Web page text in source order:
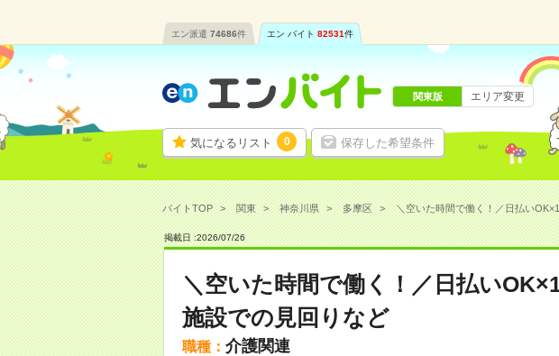
エン派遣 74686件 エン バイト 82531件
気になるリスト 0 保存した希望条件
関東版 エリア変更
バイトTOP 関東 神奈川県 多摩区 ＼空いた時間で働く！／日払い
掲載日 :2026/07/26
＼空いた時間で働く！／日払い
施設での見回りなど
職種： 介護関連